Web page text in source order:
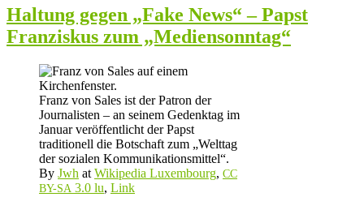
zu
#sid18“
ich
groß
bin,
ich…
Ein
Beitrag
zu
#sid18
Haltung gegen „Fake News“ – Papst
Franziskus zum „Mediensonntag“
Franz von Sales ist der Patron der
Journalisten – an seinem Gedenktag im
Januar veröffentlicht der Papst
traditionell die Botschaft zum „Welttag
der sozialen Kommunikationsmittel“.
By Jwh at Wikipedia Luxembourg, CC
BY-SA 3.0 lu, Link